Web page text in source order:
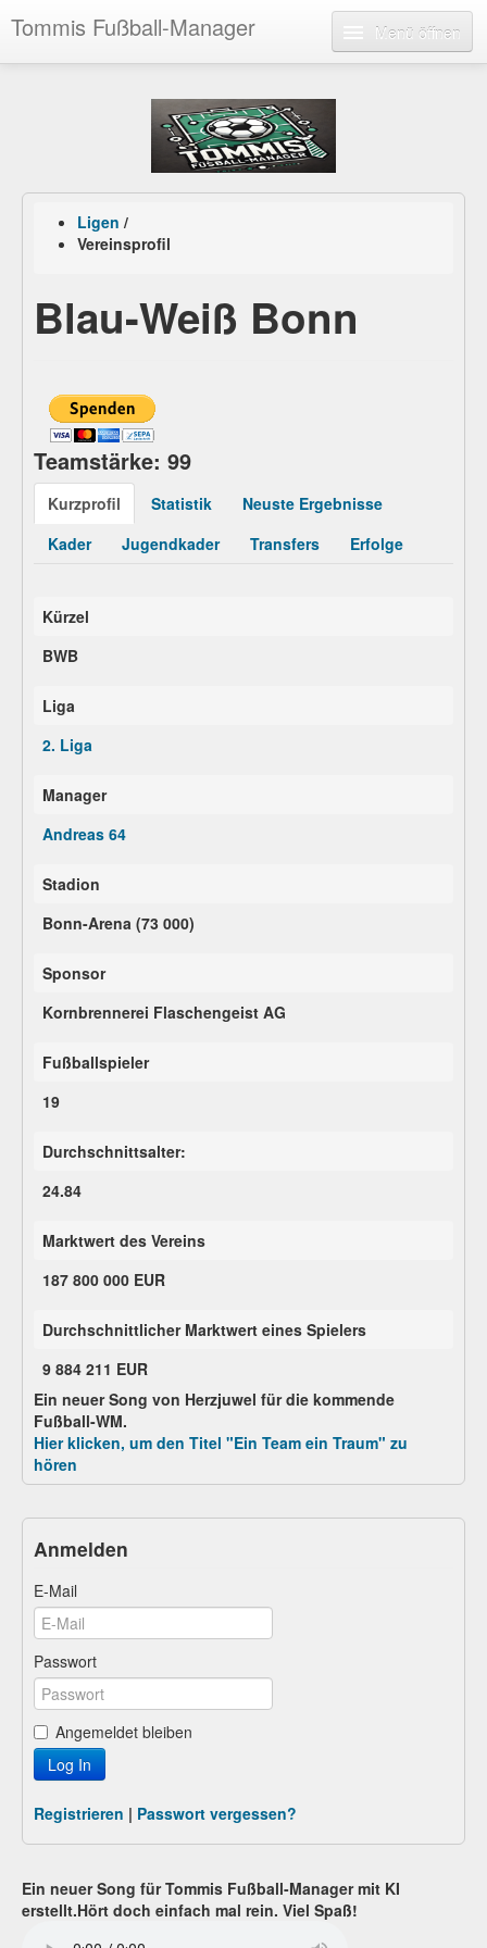
Tommis Fußball-Manager Menü öffnen
Ligen /
Vereinsprofil
Blau-Weiß Bonn
Teamstärke: 99
Kurzprofil Statistik
Neuste Ergebnisse
Kader
Jugendkader Transfers Erfolge
Kürzel
BWB
Liga
2. Liga
Manager
Andreas 64
Stadion
Bonn-Arena (73 000)
Sponsor
Kornbrennerei Flaschengeist AG
Fußballspieler
19
Durchschnittsalter:
24.84
Marktwert des Vereins
187 800 000 EUR
Durchschnittlicher Marktwert eines Spielers
9 884 211 EUR
Ein neuer Song von Herzjuwel für die kommende
Fußball-WM.
Hier klicken, um den Titel "Ein Team ein Traum" zu
hören
Anmelden
E-Mail
Passwort
Angemeldet bleiben
Log In
Registrieren | Passwort vergessen?
Ein neuer Song für Tommis Fußball-Manager mit KI
erstellt.Hört doch einfach mal rein. Viel Spaß!